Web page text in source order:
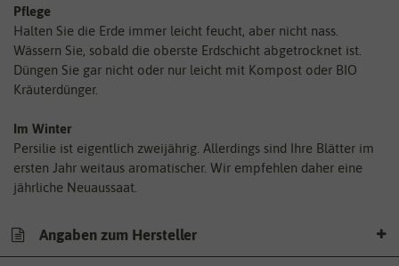
Pflege
Halten Sie die Erde immer leicht feucht, aber nicht nass.
Wässern Sie, sobald die oberste Erdschicht abgetrocknet ist.
Düngen Sie gar nicht oder nur leicht mit Kompost oder BIO
Kräuterdünger.
Im Winter
Persilie ist eigentlich zweijährig. Allerdings sind Ihre Blätter im
ersten Jahr weitaus aromatischer. Wir empfehlen daher eine
jährliche Neuaussaat.
Angaben zum Hersteller